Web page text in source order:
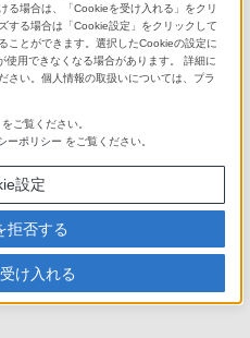
次店）のご案内
・設定サービスなど）
て
る場合は、「Cookieを受け入れる」をクリ
する場合は「Cookie設定」をクリックして
ことができます。選択したCookieの設定に
使用できなくなる場合があります。 詳細に
さい。個人情報の取扱いについては、プラ
をご覧ください。
ーポリシー をご覧ください。
設定
拒否する
け入れる